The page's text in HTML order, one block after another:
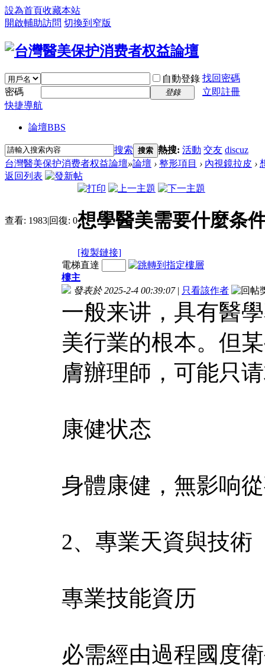
設為首頁收藏本站
開啟輔助訪問 切換到窄版
自動登錄 找回密碼
密碼
登錄
立即註冊
快捷導航
論壇BBS
搜索 搜索 熱搜: 活動 交友 discuz
台灣醫美保护消费者权益論壇»論壇 › 整形項目 › 內視鏡拉皮 ›
返回列表
查看: 1983|回復: 0想學醫美需要什麼条
[複製鏈接]
電梯直達
樓主
發表於 2025-2-4 00:39:07 | 只看該作者
一般来讲，具有醫
美行業的根本。但
膚辦理師，可能只
康健状态
身體康健，無影响
2、專業天資與技術
專業技能資历
必需經由過程國度